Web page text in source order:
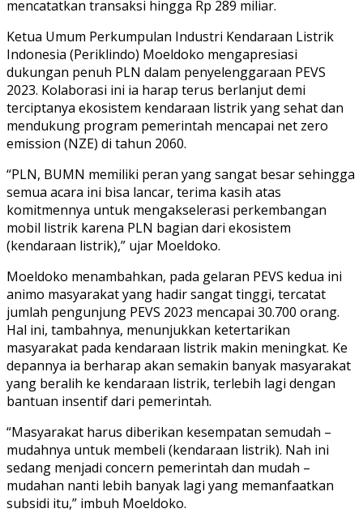
mencatatkan transaksi hingga Rp 289 miliar.
Ketua Umum Perkumpulan Industri Kendaraan Listrik
Indonesia (Periklindo) Moeldoko mengapresiasi
dukungan penuh PLN dalam penyelenggaraan PEVS
2023. Kolaborasi ini ia harap terus berlanjut demi
terciptanya ekosistem kendaraan listrik yang sehat dan
mendukung program pemerintah mencapai net zero
emission (NZE) di tahun 2060.
“PLN, BUMN memiliki peran yang sangat besar sehingga
semua acara ini bisa lancar, terima kasih atas
komitmennya untuk mengakselerasi perkembangan
mobil listrik karena PLN bagian dari ekosistem
(kendaraan listrik),” ujar Moeldoko.
Moeldoko menambahkan, pada gelaran PEVS kedua ini
animo masyarakat yang hadir sangat tinggi, tercatat
jumlah pengunjung PEVS 2023 mencapai 30.700 orang.
Hal ini, tambahnya, menunjukkan ketertarikan
masyarakat pada kendaraan listrik makin meningkat. Ke
depannya ia berharap akan semakin banyak masyarakat
yang beralih ke kendaraan listrik, terlebih lagi dengan
bantuan insentif dari pemerintah.
“Masyarakat harus diberikan kesempatan semudah –
mudahnya untuk membeli (kendaraan listrik). Nah ini
sedang menjadi concern pemerintah dan mudah –
mudahan nanti lebih banyak lagi yang memanfaatkan
subsidi itu,” imbuh Moeldoko.